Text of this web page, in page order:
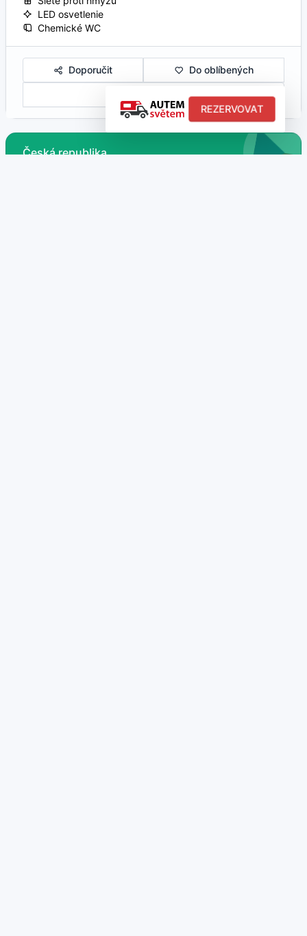
LED osvetlenie
Chemické WC
Doporučit Do oblíbených
Česká republika
REZERVOVAT